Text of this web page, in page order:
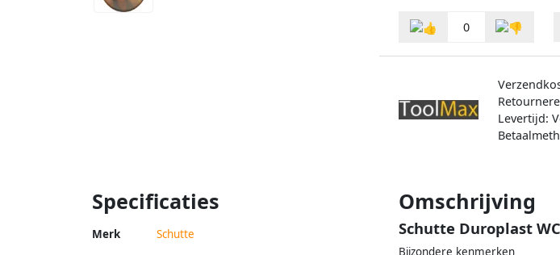
0
Levertijd:
Specificaties
Merk Schutte
Omschrijving
Schutte Duroplast
Bijzondere kenmerken